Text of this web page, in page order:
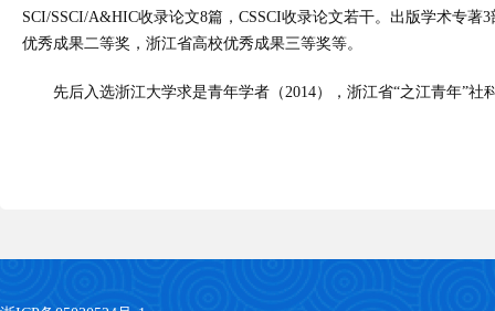
SCI/SSCI/A&HIC收录论文8篇，CSSCI收录论文若干。出版学术专
优秀成果二等奖，浙江省高校优秀成果三等奖等。
先后入选浙江大学求是青年学者（2014），浙江省“之江青年”